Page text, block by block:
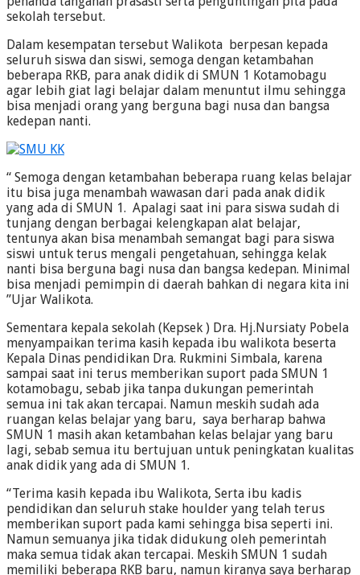
sekolah tersebut.
Dalam kesempatan tersebut Walikota berpesan kepada
seluruh siswa dan siswi, semoga dengan ketambahan
beberapa RKB, para anak didik di SMUN 1 Kotamobagu
agar lebih giat lagi belajar dalam menuntut ilmu sehingga
bisa menjadi orang yang berguna bagi nusa dan bangsa
kedepan nanti.
“ Semoga dengan ketambahan beberapa ruang kelas belajar
itu bisa juga menambah wawasan dari pada anak didik
yang ada di SMUN 1. Apalagi saat ini para siswa sudah di
tunjang dengan berbagai kelengkapan alat belajar,
tentunya akan bisa menambah semangat bagi para siswa
siswi untuk terus mengali pengetahuan, sehingga kelak
nanti bisa berguna bagi nusa dan bangsa kedepan. Minimal
bisa menjadi pemimpin di daerah bahkan di negara kita ini
”Ujar Walikota.
Sementara kepala sekolah (Kepsek ) Dra. Hj.Nursiaty Pobela
menyampaikan terima kasih kepada ibu walikota beserta
Kepala Dinas pendidikan Dra. Rukmini Simbala, karena
sampai saat ini terus memberikan suport pada SMUN 1
kotamobagu, sebab jika tanpa dukungan pemerintah
semua ini tak akan tercapai. Namun meskih sudah ada
ruangan kelas belajar yang baru, saya berharap bahwa
SMUN 1 masih akan ketambahan kelas belajar yang baru
lagi, sebab semua itu bertujuan untuk peningkatan kualitas
anak didik yang ada di SMUN 1.
“Terima kasih kepada ibu Walikota, Serta ibu kadis
pendidikan dan seluruh stake houlder yang telah terus
memberikan suport pada kami sehingga bisa seperti ini.
Namun semuanya jika tidak didukung oleh pemerintah
maka semua tidak akan tercapai. Meskih SMUN 1 sudah
memiliki beberapa RKB baru, namun kiranya saya berharap